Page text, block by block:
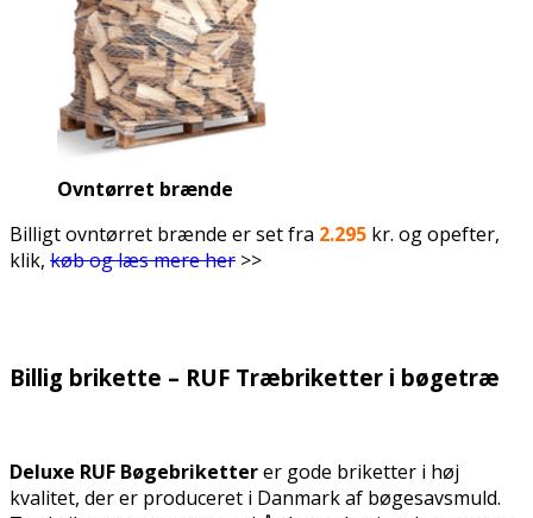
Ovntørret brænde
Billigt ovntørret brænde er set fra 2.295 kr. og opefter,
klik, køb og læs mere her >>
Billig brikette – RUF Træbriketter i bøgetræ
Deluxe RUF Bøgebriketterer gode briketter i høj
kvalitet, der er produceret i Danmark af bøgesavsmuld.